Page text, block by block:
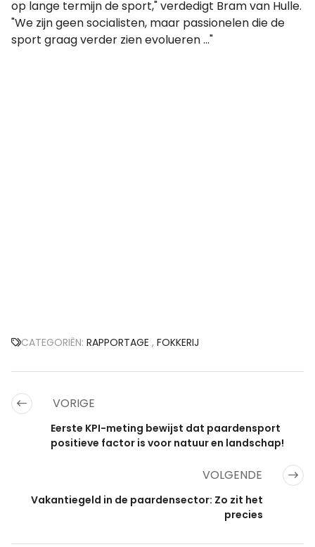
op lange termijn de sport," verdedigt Bram van Hulle.
"We zijn geen socialisten, maar passionelen die de
sport graag verder zien evolueren ..."
CATEGORIËN: RAPPORTAGE , FOKKERIJ
VORIGE
Eerste KPI-meting bewijst dat paardensport
positieve factor is voor natuur en landschap!
VOLGENDE
Vakantiegeld in de paardensector: Zo zit het
precies